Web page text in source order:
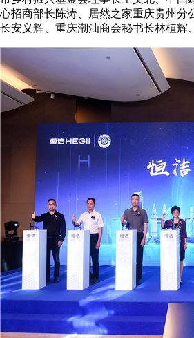
心招商部长陈涛、居然之家重庆贵州
长安义辉、重庆潮汕商会秘书长林植